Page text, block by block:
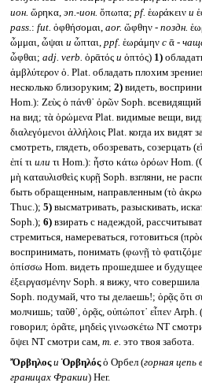
ион. ὥρηκα, эп.-ион. ὄπωπα; pf. ἑωράκειν и
pass.: fut. ὀφθήσομαι, aor. ὤφθην - поздн.
ὦμμαι, ὦψαι и ὦπται, ppf. ἑωράμην сᾱ -
ὦφθαι; adj. verb. ὁρᾱτός и ὀπτός) 1)
ἀμβλύτερον ὁ. Plat. обладать плохим
несколько близоруким; 2)видеть,
Hom.): Ζεὺς ὁ πάνθ᾽ ὁρῶν Soph.
на вид; τὰ ὁρώμενα Plat. видимые вещи,
διαλεγόμενοι ἀλλήλοις Plat. когда их видят
смотреть, глядеть, обозревать, созерцать
ἐπί τι или τι Hom.): ἦστο κάτω ὁρόων Hom.
μὴ καταυλισθεὶς κυρῇ Soph. взгляни, не
быть обращенным, направленным (τὸ
Thuc.); 5)высматривать, разыскивать,
Soph.); 6)взирать с надеждой,
стремиться, намереваться, готовиться
воспринимать, понимать (φωνῇ τὸ
ὀπίσσω Hom. видеть прошедшее и будущее;
ἐξειργασμένην Soph. я вижу, что совершила
Soph. подумай, что ты делаешь!; ὁρᾷς ὅτι
молчишь; ταῦθ᾽, ὁρᾷς, οὐπώποτ᾽ εἶπεν
говорил; ὁρᾶτε, μηδεὶς γινωσκέτω NT
ὄψει NT смотри сам,т. е. это твоя забота.
Ὄρβηλοςи Ὀρβηλόςὁ Орбел (горная цепь
границах Фракии) Her.